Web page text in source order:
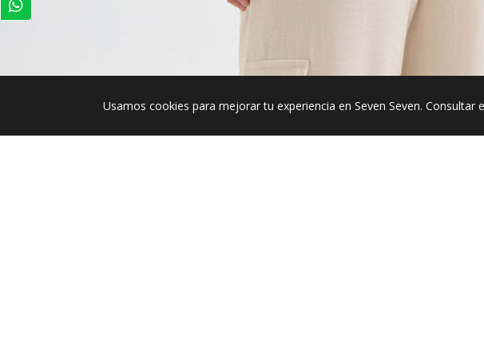
Usamos cookies para mejorar tu experiencia en Seven Seven. Consultar